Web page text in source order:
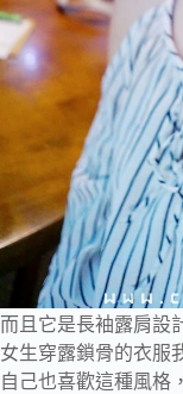
而且它是長袖露肩設
女生穿露鎖骨的衣服
自己也喜歡這種風格